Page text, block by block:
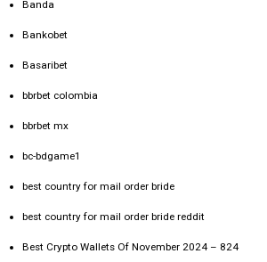
Banda
Bankobet
Basaribet
bbrbet colombia
bbrbet mx
bc-bdgame1
best country for mail order bride
best country for mail order bride reddit
Best Crypto Wallets Of November 2024 – 824